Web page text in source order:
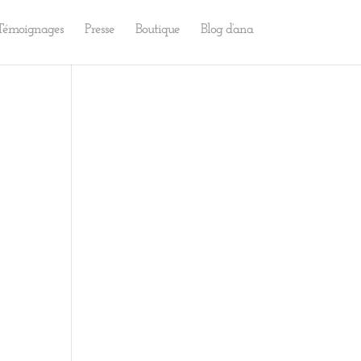
Presse Boutique Blog d’ana